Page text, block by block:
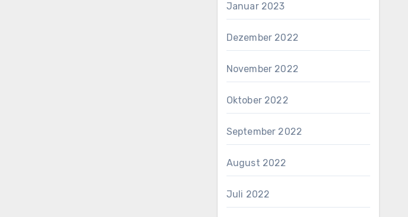
Januar 2023
Dezember 2022
November 2022
Oktober 2022
September 2022
August 2022
Juli 2022